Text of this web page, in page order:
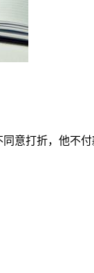
意打折，他不